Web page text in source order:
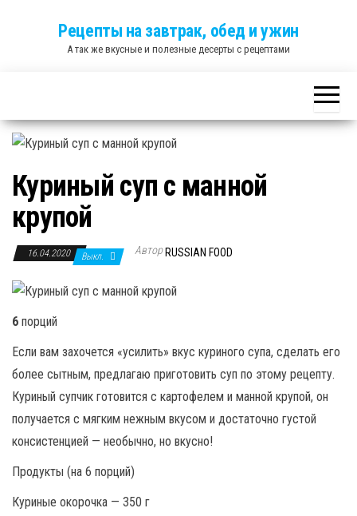
Рецепты на завтрак, обед и ужин
А так же вкусные и полезные десерты с рецептами
Куриный суп с манной
крупой
16.04.2020 Выкл. Автор RUSSIAN FOOD
6 порций
Если вам захочется «усилить» вкус куриного супа, сделать его
более сытным, предлагаю приготовить суп по этому рецепту.
Куриный супчик готовится с картофелем и манной крупой, он
получается с мягким нежным вкусом и достаточно густой
консистенцией — необычно, но вкусно!
Продукты (на 6 порций)
Куриные окорочка — 350 г